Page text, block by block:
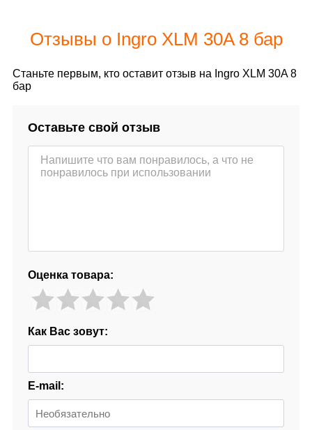
Отзывы о Ingro XLM 30A 8 бар
Станьте первым, кто оставит отзыв на Ingro XLM 30A 8
бар
Оставьте свой отзыв
Оценка товара:
Как Вас зовут:
E-mail: